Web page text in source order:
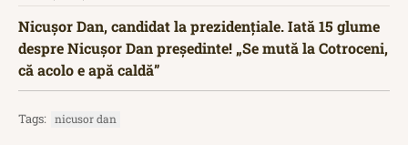
Nicușor Dan, candidat la prezidențiale. Iată 15 glume
despre Nicușor Dan președinte! „Se mută la Cotroceni,
că acolo e apă caldă”
Tags: nicusor dan